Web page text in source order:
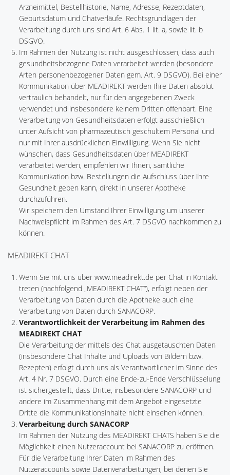
Arzneimittel, Bestellhistorie, Name, Adresse, Rezeptdaten,
Geburtsdatum und Chatverläufe. Rechtsgrundlagen der
Verarbeitung durch uns sind Art. 6 Abs. 1 lit. a, sowie lit. b
DSGVO.
Im Rahmen der Nutzung ist nicht ausgeschlossen, dass auch
gesundheitsbezogene Daten verarbeitet werden (besondere
Arten personenbezogener Daten gem. Art. 9 DSGVO). Bei einer
Kommunikation über MEADIREKT werden Ihre Daten absolut
vertraulich behandelt, nur für den angegebenen Zweck
verwendet und insbesondere keinem Dritten offenbart. Eine
Verarbeitung von Gesundheitsdaten erfolgt ausschließlich
unter Aufsicht von pharmazeutisch geschultem Personal und
nur mit Ihrer ausdrücklichen Einwilligung. Wenn Sie nicht
wünschen, dass Gesundheitsdaten über MEADIREKT
verarbeitet werden, empfehlen wir Ihnen, sämtliche
Kommunikation bzw. Bestellungen die Aufschluss über Ihre
Gesundheit geben kann, direkt in unserer Apotheke
durchzuführen.
Wir speichern den Umstand Ihrer Einwilligung um unserer
Nachweispflicht im Rahmen des Art. 7 DSGVO nachkommen zu
können.
MEADIREKT CHAT
Wenn Sie mit uns über www.meadirekt.de per Chat in Kontakt
treten (nachfolgend „MEADIREKT CHAT“), erfolgt neben der
Verarbeitung von Daten durch die Apotheke auch eine
Verarbeitung von Daten durch SANACORP.
Verantwortlichkeit der Verarbeitung im Rahmen des
MEADIREKT CHAT
Die Verarbeitung der mittels des Chat ausgetauschten Daten
(insbesondere Chat Inhalte und Uploads von Bildern bzw.
Rezepten) erfolgt durch uns als Verantwortlicher im Sinne des
Art. 4 Nr. 7 DSGVO. Durch eine Ende-zu-Ende Verschlüsselung
ist sichergestellt, dass Dritte, insbesondere SANACORP und
andere im Zusammenhang mit dem Angebot eingesetzte
Dritte die Kommunikationsinhalte nicht einsehen können.
Verarbeitung durch SANACORP
Im Rahmen der Nutzung des MEADIREKT CHATS haben Sie die
Möglichkeit einen Nutzeraccount bei SANACORP zu eröffnen.
Für die Verarbeitung Ihrer Daten im Rahmen des
Nutzeraccounts sowie Datenverarbeitungen, bei denen Sie